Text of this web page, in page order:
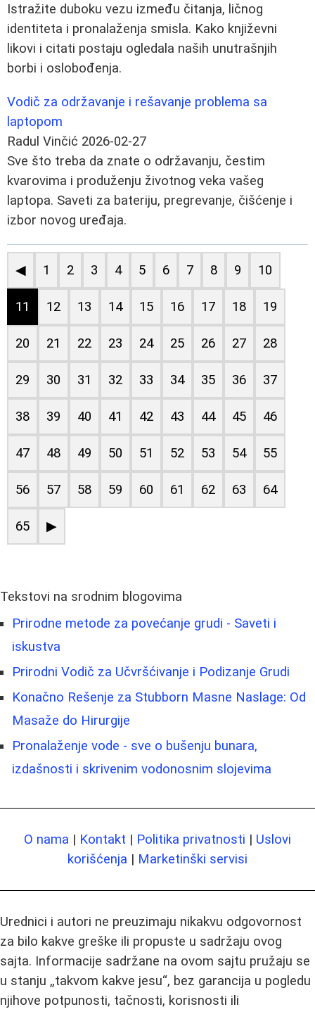
Istražite duboku vezu između čitanja, ličnog
identiteta i pronalaženja smisla. Kako književni
likovi i citati postaju ogledala naših unutrašnjih
borbi i oslobođenja.
Vodič za održavanje i rešavanje problema sa
laptopom
Radul Vinčić 2026-02-27
Sve što treba da znate o održavanju, čestim
kvarovima i produženju životnog veka vašeg
laptopa. Saveti za bateriju, pregrevanje, čišćenje i
izbor novog uređaja.
◀ 1 2 3 4 5 6 7 8 9 10
11 12 13 14 15 16 17 18 19
20 21 22 23 24 25 26 27 28
29 30 31 32 33 34 35 36 37
38 39 40 41 42 43 44 45 46
47 48 49 50 51 52 53 54 55
56 57 58 59 60 61 62 63 64
65 ▶
Tekstovi na srodnim blogovima
Prirodne metode za povećanje grudi - Saveti i
iskustva
Prirodni Vodič za Učvršćivanje i Podizanje Grudi
Konačno Rešenje za Stubborn Masne Naslage: Od
Masaže do Hirurgije
Pronalaženje vode - sve o bušenju bunara,
izdašnosti i skrivenim vodonosnim slojevima
O nama | Kontakt | Politika privatnosti | Uslovi
korišćenja | Marketinški servisi
Urednici i autori ne preuzimaju nikakvu odgovornost
za bilo kakve greške ili propuste u sadržaju ovog
sajta. Informacije sadržane na ovom sajtu pružaju se
u stanju „takvom kakve jesu“, bez garancija u pogledu
njihove potpunosti, tačnosti, korisnosti ili